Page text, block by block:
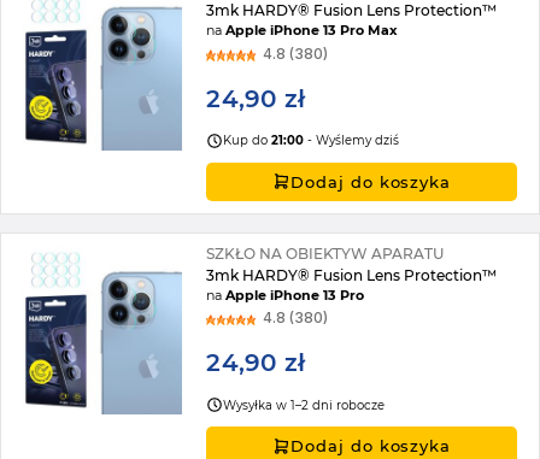
3mk HARDY® Fusion Lens Protection™
naApple iPhone 13 Pro Max
4.8 (380)
24,90 zł
Kup do21:00 - Wyślemy dziś
Dodaj do koszyka
SZKŁO NA OBIEKTYW APARATU
3mk HARDY® Fusion Lens Protection™
naApple iPhone 13 Pro
4.8 (380)
24,90 zł
Wysyłka w 1–2 dni robocze
Dodaj do koszyka